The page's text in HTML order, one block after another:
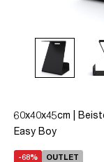
60x40x45cm |
Easy Boy
-68% OUTLET